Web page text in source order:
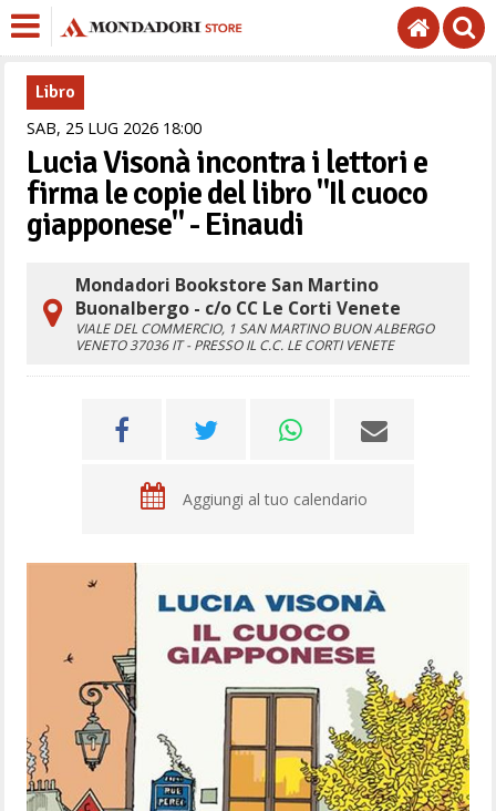
Libro
SAB, 25 LUG 2026 1800
Lucia Visonà incontra i lettori e
firma le copie del libro "Il cuoco
giapponese" - Einaudi
Mondadori Bookstore San Martino
Buonalbergo - c/o CC Le Corti Venete
VIALE DEL COMMERCIO, 1SAN MARTINO BUON ALBERGO
VENETO37036 IT - PRESSO IL C.C. LE CORTI VENETE
Aggiungi al tuo calendario